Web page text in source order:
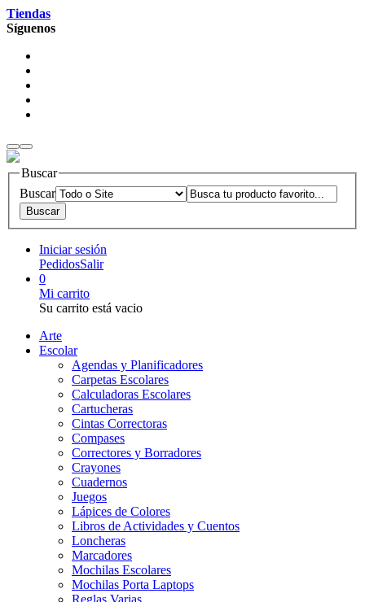
Tiendas
Síguenos
Buscar
Buscar
Iniciar sesión
PedidosSalir
0
Mi carrito
Su carrito está vacio
Arte
Escolar
Agendas y Planificadores
Carpetas Escolares
Calculadoras Escolares
Cartucheras
Cintas Correctoras
Compases
Correctores y Borradores
Crayones
Cuadernos
Juegos
Lápices de Colores
Libros de Actividades y Cuentos
Loncheras
Marcadores
Mochilas Escolares
Mochilas Porta Laptops
Reglas Varias